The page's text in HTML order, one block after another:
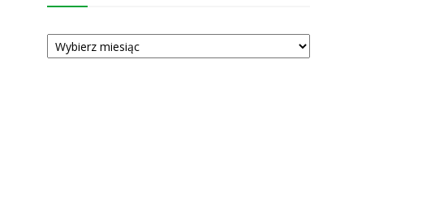
ARCHIWUM
NUMERÓW